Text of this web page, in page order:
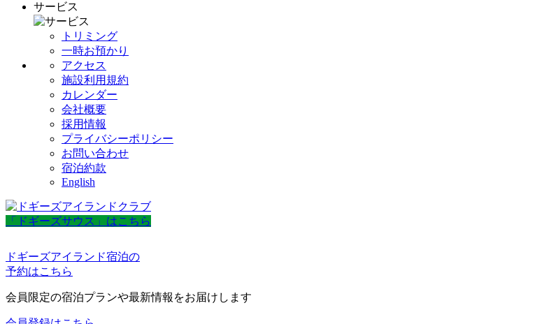
サービス
トリミング
一時お預かり
アクセス
施設利用規約
カレンダー
会社概要
採用情報
プライバシーポリシー
お問い合わせ
宿泊約款
English
「ドギーズサウス」はこちら
ドギーズアイランド宿泊の
予約はこちら
会員限定の宿泊プランや最新情報をお届けします